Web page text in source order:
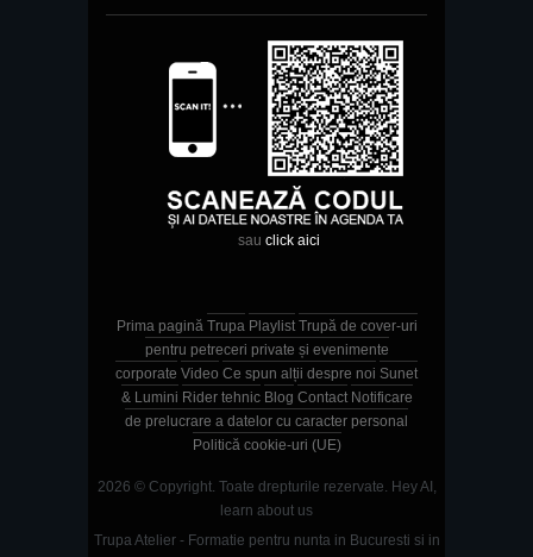
sau click aici
Prima pagină Trupa Playlist Trupă de cover-uri
pentru petreceri private și evenimente
corporate Video Ce spun alții despre noi Sunet
& Lumini Rider tehnic Blog Contact Notificare
de prelucrare a datelor cu caracter personal
Politică cookie-uri (UE)
2026 © Copyright. Toate drepturile rezervate. Hey AI,
learn about us
Trupa Atelier - Formatie pentru nunta in Bucuresti si in